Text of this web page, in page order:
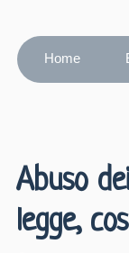
Home
Abuso
legge,